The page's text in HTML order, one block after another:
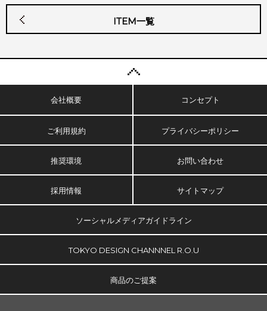
ITEM一覧
会社概要 コンセプト
ご利用規約 プライバシーポリシー
推奨環境 お問い合わせ
採用情報 サイトマップ
ソーシャルメディアガイドライン
TOKYO DESIGN CHANNNEL R.O.U
商品のご提案